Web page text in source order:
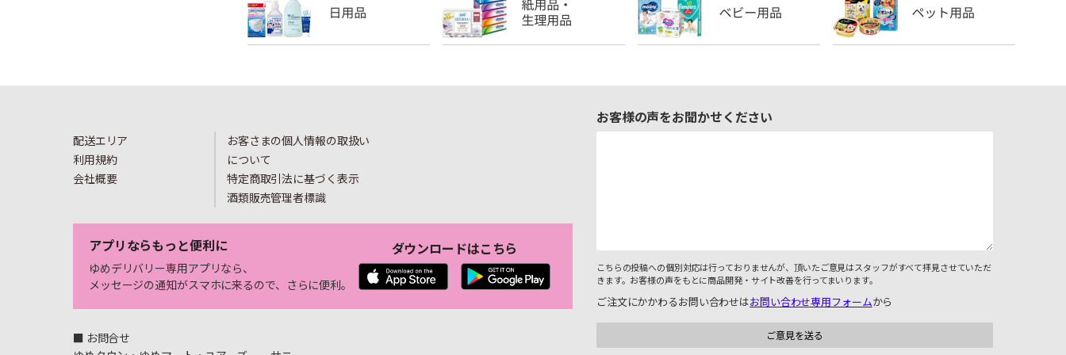
配送エリア
利用規約
会社概要
お客さまの個人情報の取扱い
について
特定商取引法に基づく表示
酒類販売管理者標識
アプリならもっと便利に
ゆめデリバリー専用アプリなら、
メッセージの通知がスマホに来るので、さらに便利。
ダウンロードはこちら
■ お問合せ
お客様の声をお聞かせください
こちらの投稿への個別対応は行っておりませんが、頂いたご意見はスタッフがすべて拝見させていただ
きます。お客様の声をもとに商品開発・サイト改善を行ってまいります。
ご注文にかかわるお問い合わせはお問い合わせ専用フォームから